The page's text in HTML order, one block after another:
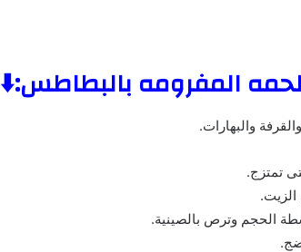
المفرومه بالبطاطس:⬇️